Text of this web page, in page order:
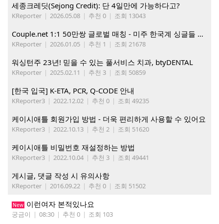
세종크레딧(Sejong Credit): 단 4일만에 가능하다고?
KReporter | 2026.05.08 | 추천 0 | 조회 13043
Couple.net 1:1 50만쌍 글로벌 매칭 - 미주 한국계 싱글들 모이세요
KReporter | 2026.01.05 | 추천 1 | 조회 21678
워싱턴주 23년! 믿을 수 있는 풀서비스 치과, btyDENTAL
KReporter | 2025.02.11 | 추천 3 | 조회 50859
[한국 입국] K-ETA, PCR, Q-CODE 안내
KReporter3 | 2022.12.02 | 추천 0 | 조회 49235
케이시애틀 회원가입 방법 - 더욱 편리하게 사용할 수 있어요
KReporter3 | 2022.10.13 | 추천 2 | 조회 51620
케이시애틀 비밀번호 재설정하는 방법
KReporter3 | 2022.10.04 | 추천 3 | 조회 49441
게시글, 댓글 작성 시 유의사항
KReporter | 2016.09.22 | 추천 0 | 조회 51502
New 이런여자 본적있나요
궁금이 | 08:30 | 추천 0 | 조회 103